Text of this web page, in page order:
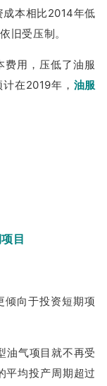
成本相比2014年低
旧受压制。
费用，压低了油服
在2019年， 油服
目
倾向于投资短期项
油气项目就不再受
平均投产周期超过